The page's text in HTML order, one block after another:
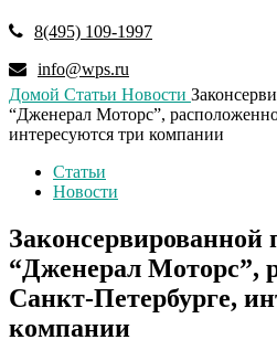
8(495) 109-1997
info@wps.ru
Домой Статьи Новости
“Дженерал Моторс”,
интересуются три компании
Статьи
Новости
Законсервированной
“Дженерал Моторс”,
Санкт-Петербурге,
компании